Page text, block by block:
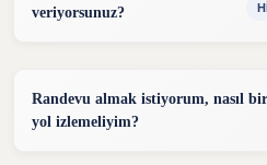
veriyorsunuz?
iletişim bölümünden benimle
Randevu almak istiyorum, nasıl bir
yol izlemeliyim?